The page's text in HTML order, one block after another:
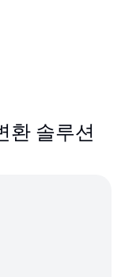
환 솔루션